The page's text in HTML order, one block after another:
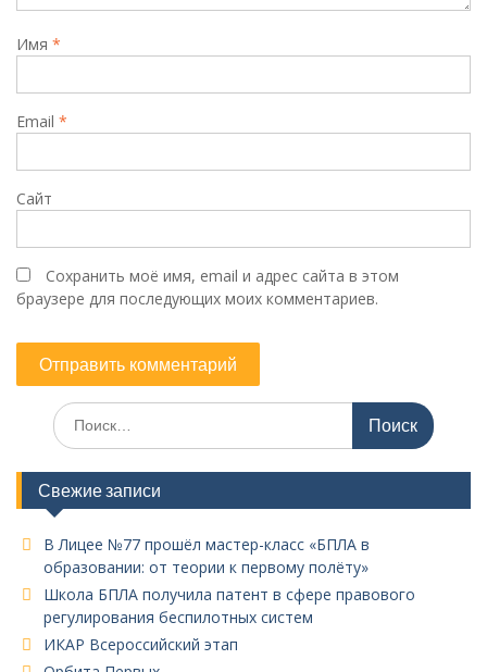
Имя *
Email *
Сайт
Сохранить моё имя, email и адрес сайта в этом
браузере для последующих моих комментариев.
Поиск
по:
Свежие записи
В Лицее №77 прошёл мастер-класс «БПЛА в
образовании: от теории к первому полёту»
Школа БПЛА получила патент в сфере правового
регулирования беспилотных систем
ИКАР Всероссийский этап